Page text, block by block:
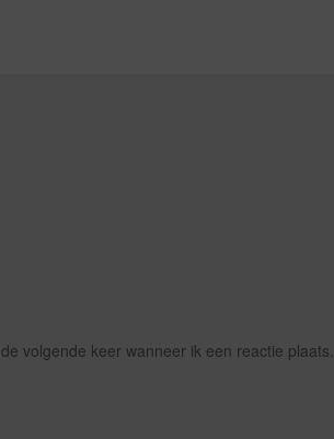
volgende keer wanneer ik een reactie plaats.